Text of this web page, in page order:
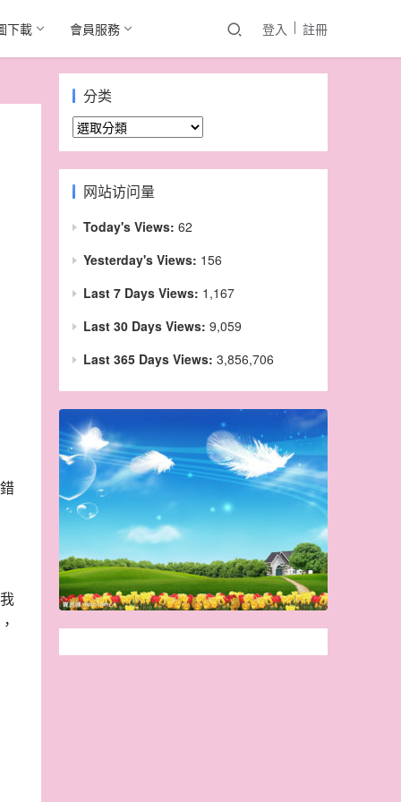
下載 會員服務 登入 註冊
分类
分
类
网站访问量
Today's Views: 62
Yesterday's Views: 156
Last 7 Days Views: 1,167
Last 30 Days Views: 9,059
Last 365 Days Views: 3,856,706